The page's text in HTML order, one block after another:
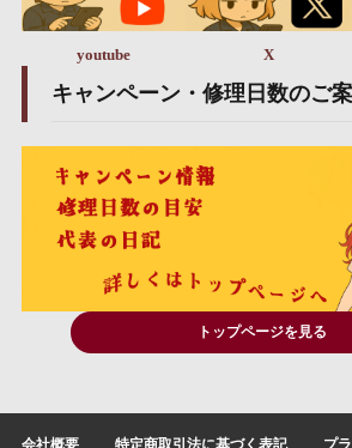
youtube X
キャンペーン・修理日数のご
トップページを見る
会社概要 特定商取引法に基づく表記 プ